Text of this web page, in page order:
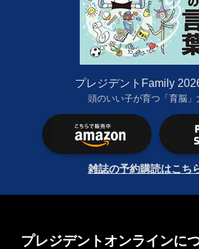
プレジデントFamily
頭のいい子が育つ「育脳」
雑誌の予約購読はこち
プレジデントオンラインに